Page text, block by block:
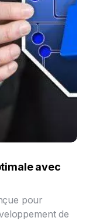
avec
pour
de